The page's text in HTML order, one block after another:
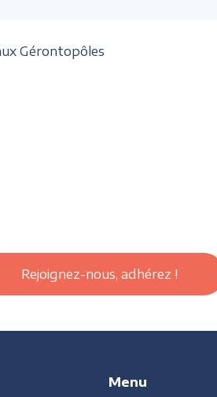
Gérontopôles
Rejoignez-nous, adhérez !
Menu